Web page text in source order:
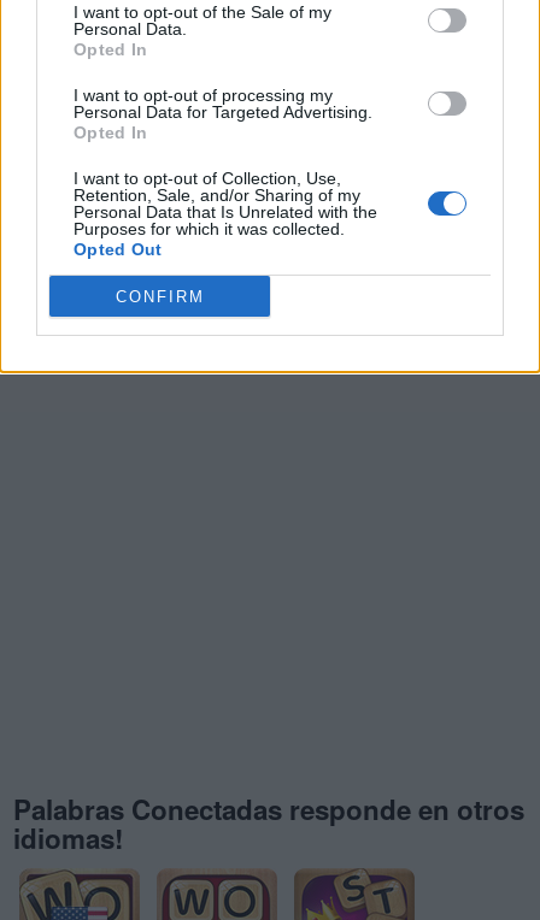
I want to opt-out of the Sale of my
Personal Data.
Opted In
I want to opt-out of processing my
Personal Data for Targeted Advertising.
Opted In
I want to opt-out of Collection, Use,
Retention, Sale, and/or Sharing of my
Personal Data that Is Unrelated with the
Purposes for which it was collected.
Opted Out
CONFIRM
É L
BUSCAR MÁS
RESPUESTAS
(445votos, media:
Descargar Palabras Conectadas
Palabras Conectadas responde en otros
idiomas!